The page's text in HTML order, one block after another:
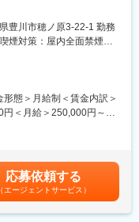
長期視点での構想立案や
と連携しながら実行フェ
可能性を評価し、業務実
ーカーです。
プライム市場）上場後も
制事業（オルソケラトロ
遂げ、海外売上比率は
にて下記業務をお任せし
計画の策定
判断
と展開
効率化の推進
署と連携し、実機を使用
役割を期待します。
豊川市穂ノ原3-22-1 勤務
煙対策：屋内全面禁煙変
トワーク含む）
態＞月給制＜賃金内訳＞
＜月給＞250,000円～
万円～1,400万円※上記
す。賃金はあくまでも目
可能性があります。月給
応募依頼する
（エージェントサービス）